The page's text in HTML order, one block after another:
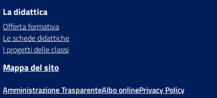
La didattica
Offerta formativa
Le schede didattiche
I progetti delle classi
Mappa del sito
Amministrazione TrasparenteAlbo onlinePrivacy Policy